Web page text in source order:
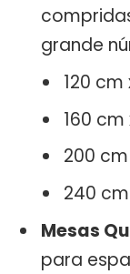
grande
120
160
200
240
Mesas
para